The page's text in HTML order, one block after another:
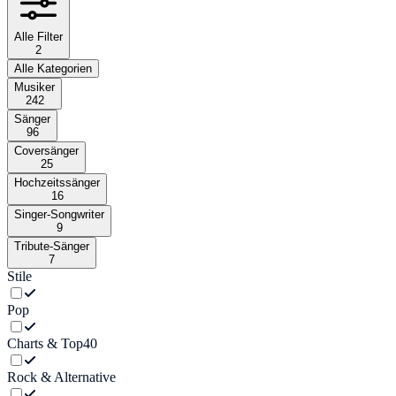
Alle Filter
2
Alle Kategorien
Musiker
242
Sänger
96
Coversänger
25
Hochzeitssänger
16
Singer-Songwriter
9
Tribute-Sänger
7
Stile
Pop
Charts & Top40
Rock & Alternative